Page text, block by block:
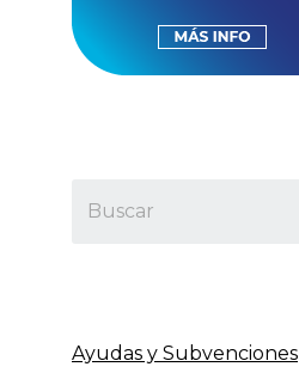
Ayudas y Subvenciones